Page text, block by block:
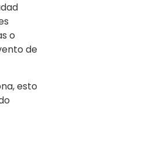
o
de
esto